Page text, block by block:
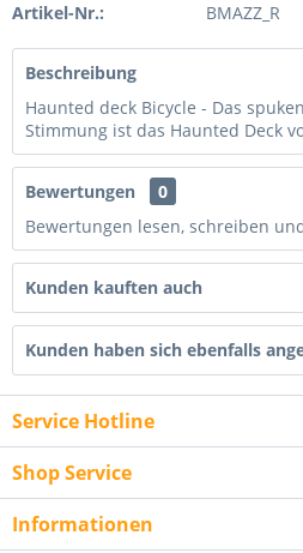
Artikel-Nr.: BMAZZ_R
Beschreibung
Haunted deck Bicycle - Das
Stimmung ist das Haunted Deck
Bewertungen
0
Bewertungen lesen, schreiben
Kunden kauften auch
Kunden haben sich ebenfalls
Service Hotline
Shop Service
Informationen